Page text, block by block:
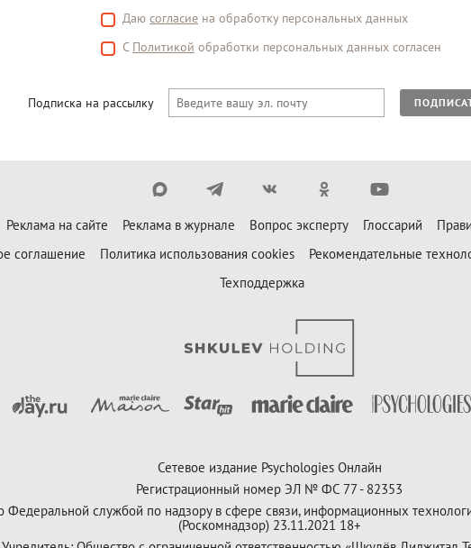
Даю согласие на обработку персональных данных
С Политикой обработки персональных данных согласен
Подписка на рассылку
Реклама на сайте Реклама в журнале Вопрос эксперту Глоссарий
соглашение
Политика использования cookies
Рекомендательные
Техподдержка
Сетевое издание Psychologies Онлайн
Регистрационный номер ЭЛ № ФС 77 - 82353
Федеральной службой по надзору в сфере связи, информационных
(Роскомнадзор) 23.11.2021 18+